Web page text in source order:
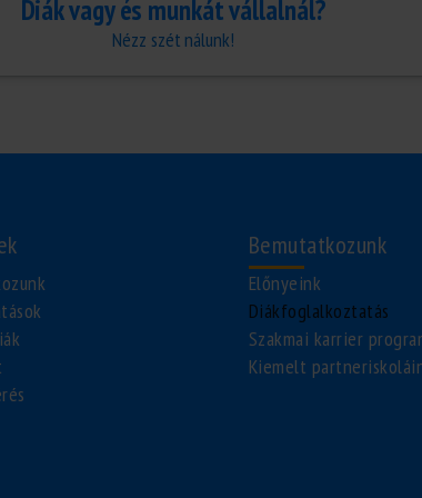
Diák vagy és munkát vállalnál?
Nézz szét nálunk!
Bemutatkozunk
Előnyeink
Diákfoglalkoztatás
Szakmai karrier
Kiemelt